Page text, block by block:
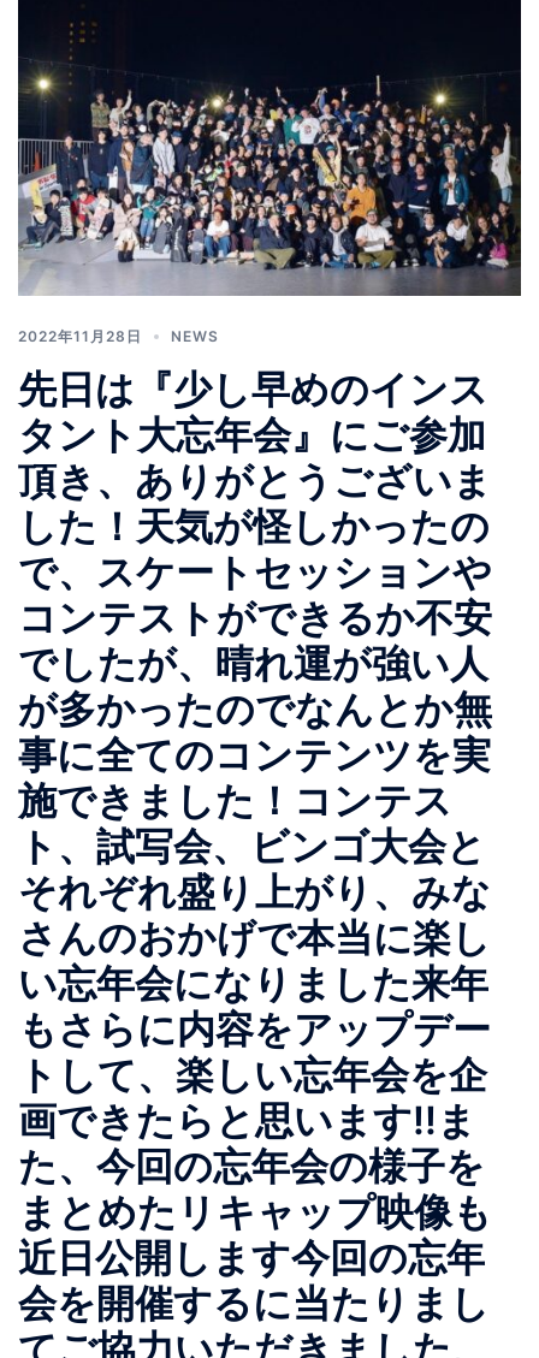
2022年11月28日 NEWS
先日は『少し早めのインス
タント大忘年会』にご参加
頂き、ありがとうございま
した！天気が怪しかったの
で、スケートセッションや
コンテストができるか不安
でしたが、晴れ運が強い人
が多かったのでなんとか無
事に全てのコンテンツを実
施できました！コンテス
ト、試写会、ビンゴ大会と
それぞれ盛り上がり、みな
さんのおかげで本当に楽し
い忘年会になりました来年
もさらに内容をアップデー
トして、楽しい忘年会を企
画できたらと思います!!ま
た、今回の忘年会の様子を
まとめたリキャップ映像も
近日公開します今回の忘年
会を開催するに当たりまし
てご協力いただきました、